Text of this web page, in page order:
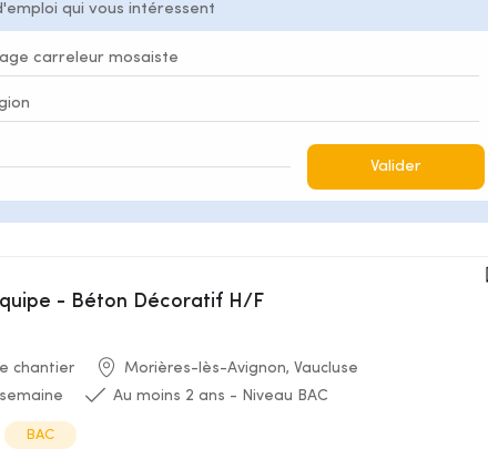
qui vous intéressent
Valider
- Béton Décoratif H/F
chantier
Morières-lès-Avignon, Vaucluse
Au moins 2 ans - Niveau BAC
BAC